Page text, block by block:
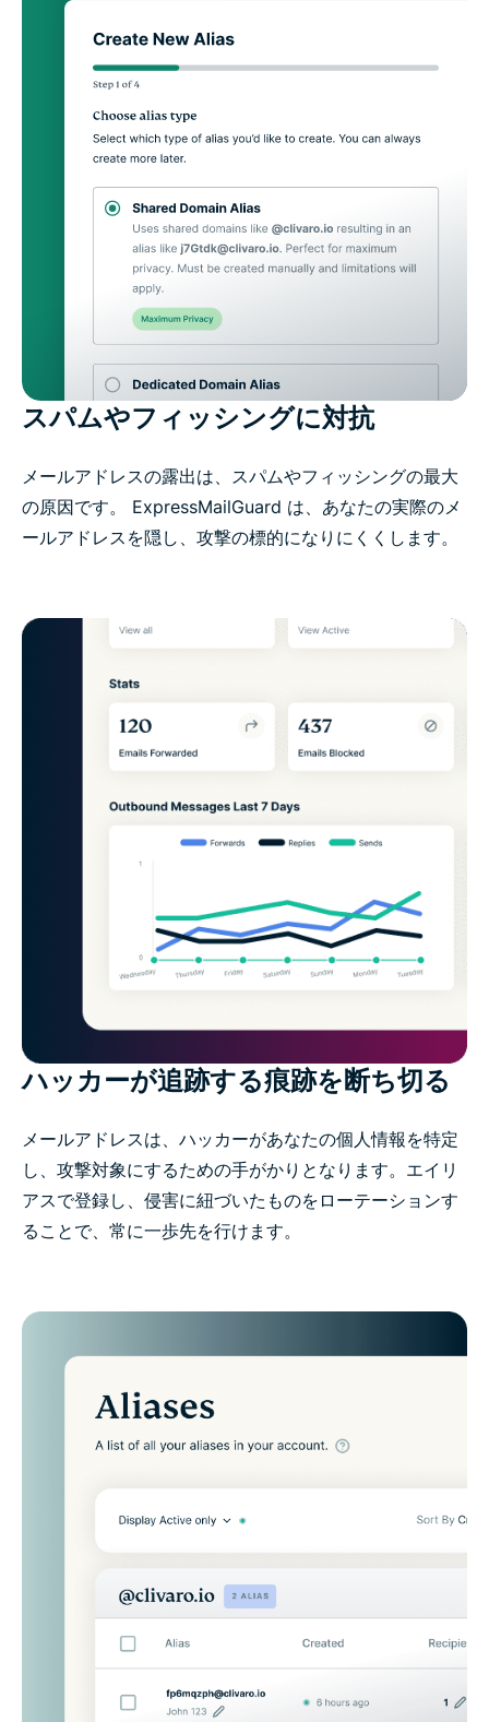
スパムやフィッシングに対抗
メールアドレスの露出は、スパムやフィッシングの最大
の原因です。 ExpressMailGuard は、あなたの実際のメ
ールアドレスを隠し、攻撃の標的になりにくくします。
ハッカーが追跡する痕跡を断ち切る
メールアドレスは、ハッカーがあなたの個人情報を特定
し、攻撃対象にするための手がかりとなります。エイリ
アスで登録し、侵害に紐づいたものをローテーションす
ることで、常に一歩先を行けます。